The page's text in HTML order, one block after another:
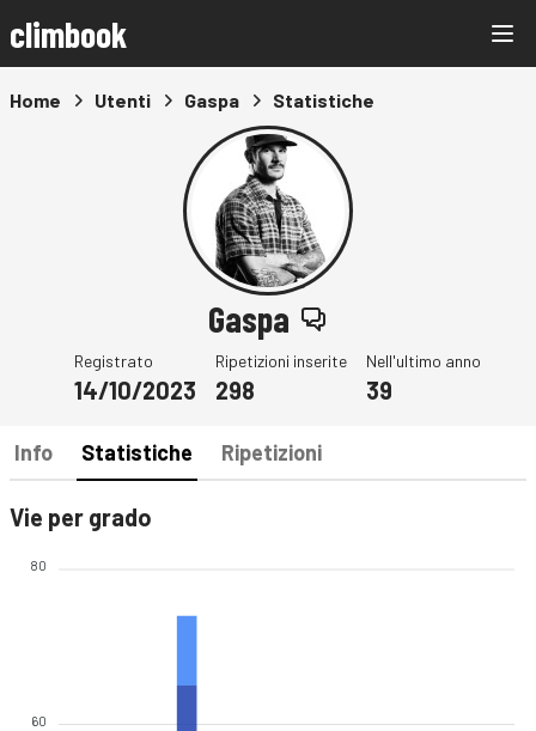
climbook
Home Utenti Gaspa Statistiche
Gaspa
Registrato
14/10/2023
Ripetizioni inserite
298
Nell'ultimo anno
39
Info Statistiche Ripetizioni
Vie per grado
80
60